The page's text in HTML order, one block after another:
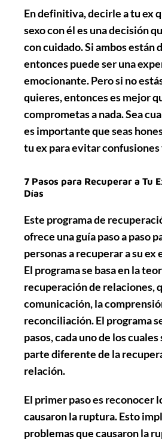
En definitiva, decirle a tu ex
sexo con él es una decisión
con cuidado. Si ambos están
entonces puede ser una
emocionante. Pero si no
quieres, entonces es mejor
comprometas a nada. Sea
es importante que seas
tu ex para evitar
7 Pasos para Recuperar a Tu
Días
Este programa de
ofrece una guía paso a paso
personas a recuperar a su ex
El programa se basa en la
recuperación de relaciones,
comunicación, la
reconciliación. El programa
pasos, cada uno de los
parte diferente de la
relación.
El primer paso esreconocer
causaron la ruptura. Esto
problemas que causaron la